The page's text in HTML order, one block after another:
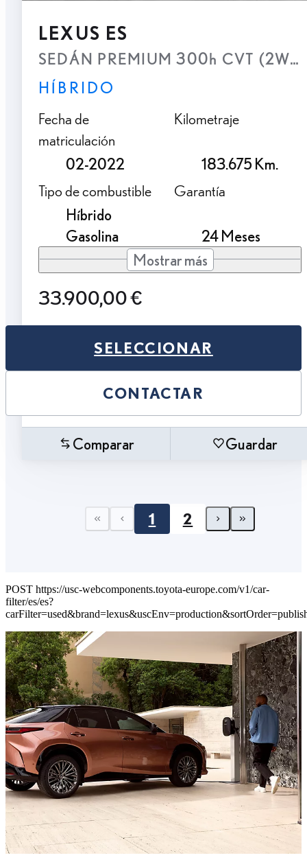
LEXUS ES
SEDÁN PREMIUM 300h CVT
HÍBRIDO
Fecha de
matriculación
02-2022
Kilometraje
183.675 Km.
Tipo de combustible
Híbrido
Gasolina
Garantía
24 Meses
Mostrar más
33.900,00 €
SELECCIONAR
CONTACTAR
Comparar Guardar
First page
Previous page
1 2
Next page
Last
POST https://usc-webcomponents.toyota-europe.com/v1/car-
filter/es/es?